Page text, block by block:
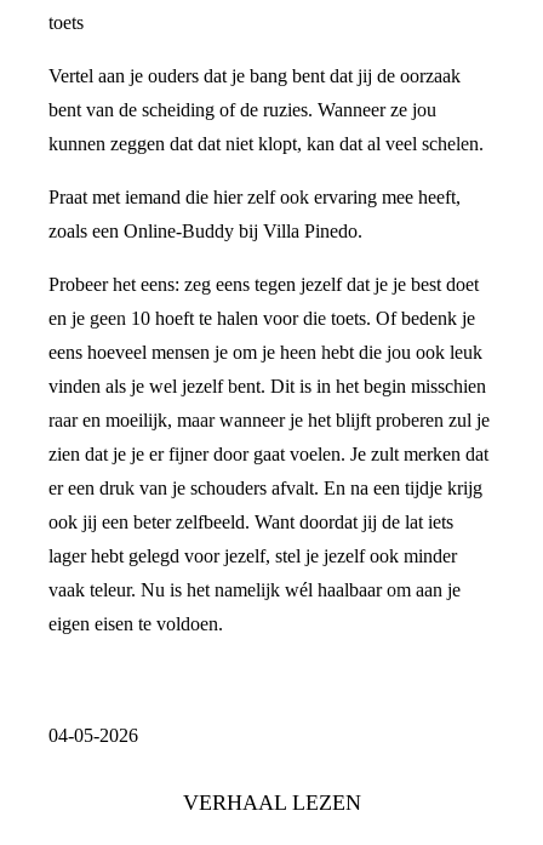
toets
Vertel aan je ouders dat je bang bent dat jij de oorzaak
bent van de scheiding of de ruzies. Wanneer ze jou
kunnen zeggen dat dat niet klopt, kan dat al veel schelen.
Praat met iemand die hier zelf ook ervaring mee heeft,
zoals een Online-Buddy bij Villa Pinedo.
Probeer het eens: zeg eens tegen jezelf dat je je best doet
en je geen 10 hoeft te halen voor die toets. Of bedenk je
eens hoeveel mensen je om je heen hebt die jou ook leuk
vinden als je wel jezelf bent. Dit is in het begin misschien
raar en moeilijk, maar wanneer je het blijft proberen zul je
zien dat je je er fijner door gaat voelen. Je zult merken dat
er een druk van je schouders afvalt. En na een tijdje krijg
ook jij een beter zelfbeeld. Want doordat jij de lat iets
lager hebt gelegd voor jezelf, stel je jezelf ook minder
vaak teleur. Nu is het namelijk wél haalbaar om aan je
eigen eisen te voldoen.
04-05-2026
VERHAAL LEZEN